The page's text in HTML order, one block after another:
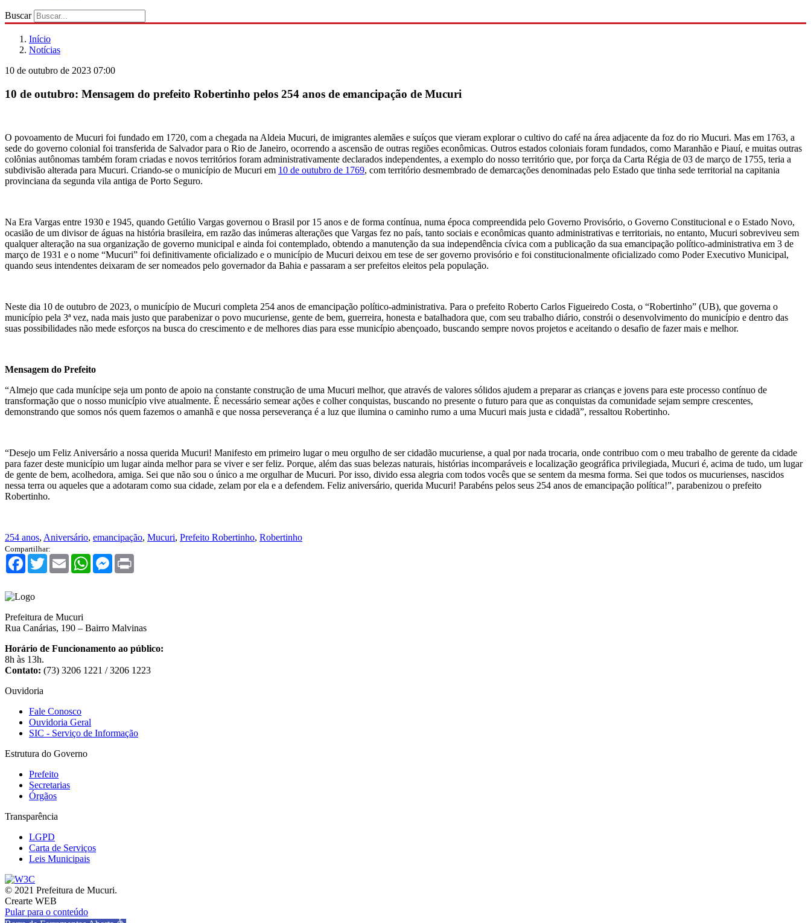
Buscar
Início
Notícias
10 de outubro de 2023 07:00
10 de outubro: Mensagem do prefeito Robertinho pelos 254 anos de emancipação de Mucuri
O povoamento de Mucuri foi fundado em 1720, com a chegada na Aldeia Mucuri, de imigrantes alemães e suíços que vieram explorar o cultivo do café na área adjacente da foz do rio Mucuri. Mas em 1763, a
sede do governo colonial foi transferida de Salvador para o Rio de Janeiro, ocorrendo a ascensão de outras regiões econômicas. Outros estados coloniais foram fundados, como Maranhão e Piauí, e muitas outras
colônias autônomas também foram criadas e novos territórios foram administrativamente declarados independentes, a exemplo do nosso território que, por força da Carta Régia de 03 de março de 1755, teria a
subdivisão alterada para Mucuri. Criando-se o município de Mucuri em 10 de outubro de 1769, com território desmembrado de demarcações denominadas pelo Estado que tinha sede territorial na capitania
provinciana da segunda vila antiga de Porto Seguro.
Na Era Vargas entre 1930 e 1945, quando Getúlio Vargas governou o Brasil por 15 anos e de forma contínua, numa época compreendida pelo Governo Provisório, o Governo Constitucional e o Estado Novo,
ocasião de um divisor de águas na história brasileira, em razão das inúmeras alterações que Vargas fez no país, tanto sociais e econômicas quanto administrativas e territoriais, no entanto, Mucuri sobreviveu sem
qualquer alteração na sua organização de governo municipal e ainda foi contemplado, obtendo a manutenção da sua independência cívica com a publicação da sua emancipação político-administrativa em 3 de
março de 1931 e o nome “Mucuri” foi definitivamente oficializado e o município de Mucuri deixou em tese de ser governo provisório e foi constitucionalmente oficializado como Poder Executivo Municipal,
quando seus intendentes deixaram de ser nomeados pelo governador da Bahia e passaram a ser prefeitos eleitos pela população.
Neste dia 10 de outubro de 2023, o município de Mucuri completa 254 anos de emancipação político-administrativa. Para o prefeito Roberto Carlos Figueiredo Costa, o “Robertinho” (UB), que governa o
município pela 3ª vez, nada mais justo que parabenizar o povo mucuriense, gente de bem, guerreira, honesta e batalhadora que, com seu trabalho diário, constrói o desenvolvimento do município e dentro das
suas possibilidades não mede esforços na busca do crescimento e de melhores dias para esse município abençoado, buscando sempre novos projetos e aceitando o desafio de fazer mais e melhor.
Mensagem do Prefeito
“Almejo que cada munícipe seja um ponto de apoio na constante construção de uma Mucuri melhor, que através de valores sólidos ajudem a preparar as crianças e jovens para este processo contínuo de
transformação que o nosso município vive atualmente. É necessário semear ações e colher conquistas, buscando no presente o futuro para que as conquistas da comunidade sejam sempre crescentes,
demonstrando que somos nós quem fazemos o amanhã e que nossa perseverança é a luz que ilumina o caminho rumo a uma Mucuri mais justa e cidadã”, ressaltou Robertinho.
“Desejo um Feliz Aniversário a nossa querida Mucuri! Manifesto em primeiro lugar o meu orgulho de ser cidadão mucuriense, a qual por nada trocaria, onde contribuo com o meu trabalho de gerente da cidade
para fazer deste município um lugar ainda melhor para se viver e ser feliz. Porque, além das suas belezas naturais, histórias incomparáveis e localização geográfica privilegiada, Mucuri é, acima de tudo, um lugar
de gente de bem, acolhedora, amiga. Sei que não sou o único a me orgulhar de Mucuri. Por isso, divido essa alegria com todos vocês que se sentem da mesma forma. Sei que todos os mucurienses, nascidos
nessa terra ou aqueles que a adotaram como sua cidade, zelam por ela e a defendem. Feliz aniversário, querida Mucuri! Parabéns pelos seus 254 anos de emancipação política!”, parabenizou o prefeito
Robertinho.
254 anos, Aniversário, emancipação, Mucuri, Prefeito Robertinho, Robertinho
Compartilhar:
Facebook
TwitterEmail WhatsAppMessenger
Prefeitura de Mucuri
Rua Canárias, 190 – Bairro Malvinas
Horário de Funcionamento ao público:
8h às 13h.
Contato: (73) 3206 1221 / 3206 1223
Ouvidoria
Fale Conosco
Ouvidoria Geral
SIC - Serviço de Informação
Estrutura do Governo
Prefeito
Secretarias
Órgãos
Transparência
LGPD
Carta de Serviços
Leis Municipais
© 2021 Prefeitura de Mucuri.
Crearte WEB
Pular para o conteúdo